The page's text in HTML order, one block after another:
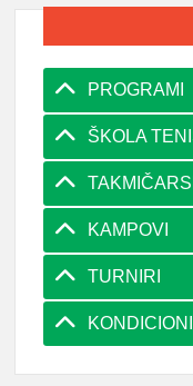
PROGRAMI
ŠKOLA
KAMPOVI
TURNIRI